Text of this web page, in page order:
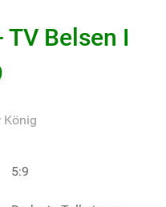
TV Belsen I
König
5:9